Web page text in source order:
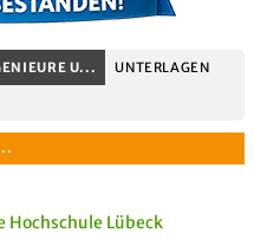
U... UNTERLAGEN
Hochschule Lübeck